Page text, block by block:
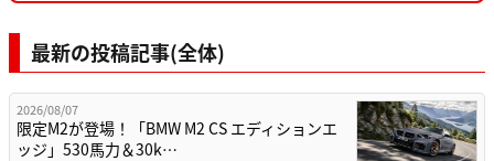
最新の投稿記事(全体)
2026/08/07
限定M2が登場！「BMW M2 CS エディションエ
ッジ」530馬力＆30k…